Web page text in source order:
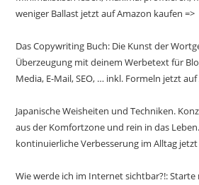
weniger Ballast jetzt auf Amazon kaufen =>
Das Copywriting Buch: Die Kunst der
Überzeugung mit deinem Werbetext für
Media, E-Mail, SEO, … inkl. Formeln jetzt
Japanische Weisheiten und Techniken.
aus der Komfortzone und rein in das
kontinuierliche Verbesserung im Alltag
Wie werde ich im Internet sichtbar?!: